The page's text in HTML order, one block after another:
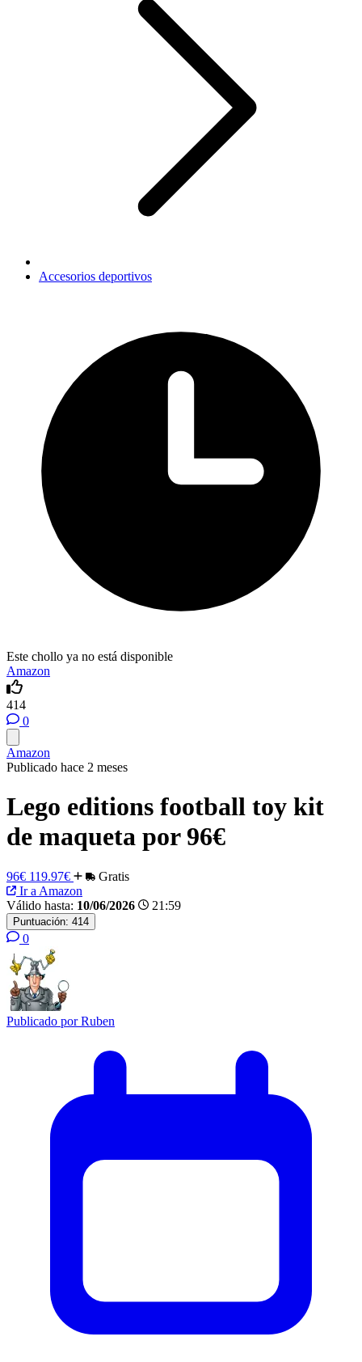
Accesorios deportivos
Este chollo ya no está disponible
Amazon
414
0
Amazon
Publicado hace 2 meses
Lego editions football toy kit
de maqueta por 96€
96€ 119.97€
Gratis
Ir a Amazon
Válido hasta: 10/06/2026 21:59
Puntuación: 414
0
Publicado porRuben